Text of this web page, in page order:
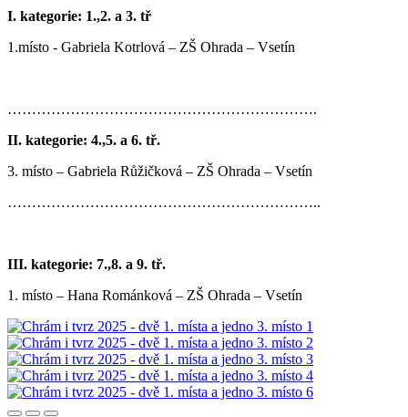
I. kategorie: 1.,2. a 3. tř
1.místo - Gabriela Kotrlová – ZŠ Ohrada – Vsetín
……………………………………………………….
II. kategorie: 4.,5. a 6. tř.
3. místo – Gabriela Růžičková – ZŠ Ohrada – Vsetín
………………………………………………………..
III. kategorie: 7.,8. a 9. tř.
1. místo – Hana Románková – ZŠ Ohrada – Vsetín